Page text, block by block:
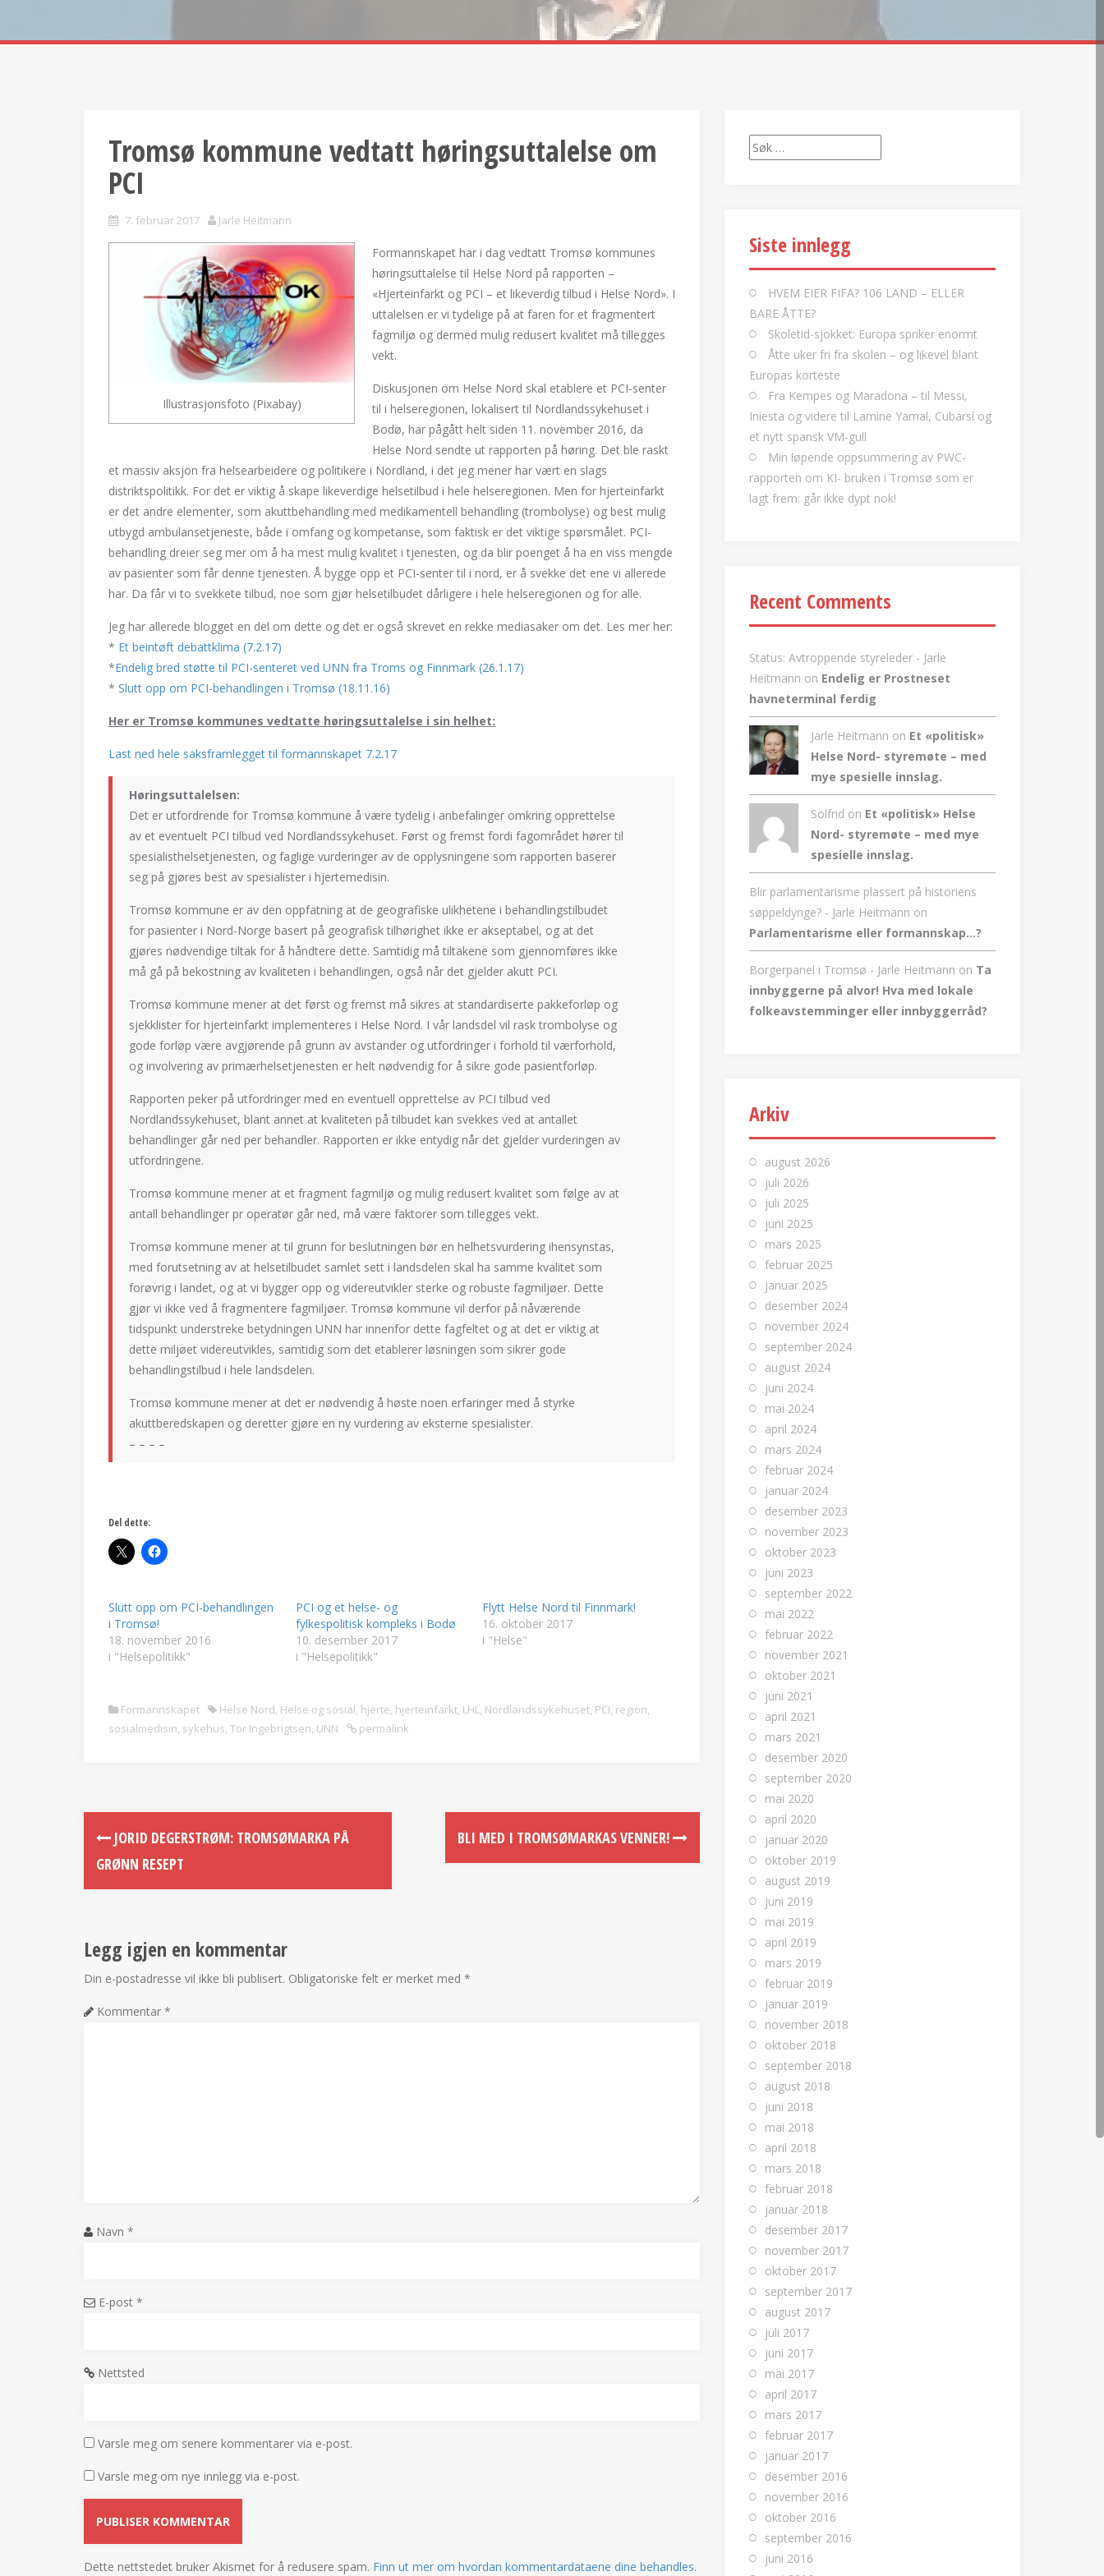
Tromsø kommune vedtatt høringsuttalelse om
PCI
7. februar 2017 Jarle Heitmann
Illustrasjonsfoto (Pixabay)
Formannskapet har i dag vedtatt Tromsø kommunes
høringsuttalelse til Helse Nord på rapporten –
«Hjerteinfarkt og PCI – et likeverdig tilbud i Helse Nord». I
uttalelsen er vi tydelige på at faren for et fragmentert
fagmiljø og dermed mulig redusert kvalitet må tillegges
vekt.
Diskusjonen om Helse Nord skal etablere et PCI-senter
til i helseregionen, lokalisert til Nordlandssykehuset i
Bodø, har pågått helt siden 11. november 2016, da
Helse Nord sendte ut rapporten på høring. Det ble raskt
et massiv aksjon fra helsearbeidere og politikere i Nordland, i det jeg mener har vært en slags
distriktspolitikk. For det er viktig å skape likeverdige helsetilbud i hele helseregionen. Men for hjerteinfarkt
er det andre elementer, som akuttbehandling med medikamentell behandling (trombolyse) og best mulig
utbygd ambulansetjeneste, både i omfang og kompetanse, som faktisk er det viktige spørsmålet. PCI-
behandling dreier seg mer om å ha mest mulig kvalitet i tjenesten, og da blir poenget å ha en viss mengde
av pasienter som får denne tjenesten. Å bygge opp et PCI-senter til i nord, er å svekke det ene vi allerede
har. Da får vi to svekkete tilbud, noe som gjør helsetilbudet dårligere i hele helseregionen og for alle.
Jeg har allerede blogget en del om dette og det er også skrevet en rekke mediasaker om det. Les mer her:
* Et beintøft debattklima (7.2.17)
*Endelig bred støtte til PCI-senteret ved UNN fra Troms og Finnmark (26.1.17)
* Slutt opp om PCI-behandlingen i Tromsø (18.11.16)
Her er Tromsø kommunes vedtatte høringsuttalelse i sin helhet:
Last ned hele saksframlegget til formannskapet 7.2.17
Høringsuttalelsen:
Det er utfordrende for Tromsø kommune å være tydelig i anbefalinger omkring opprettelse
av et eventuelt PCI tilbud ved Nordlandssykehuset. Først og fremst fordi fagområdet hører til
spesialisthelsetjenesten, og faglige vurderinger av de opplysningene som rapporten baserer
seg på gjøres best av spesialister i hjertemedisin.
Tromsø kommune er av den oppfatning at de geografiske ulikhetene i behandlingstilbudet
for pasienter i Nord-Norge basert på geografisk tilhørighet ikke er akseptabel, og at det
gjøres nødvendige tiltak for å håndtere dette. Samtidig må tiltakene som gjennomføres ikke
må gå på bekostning av kvaliteten i behandlingen, også når det gjelder akutt PCI.
Tromsø kommune mener at det først og fremst må sikres at standardiserte pakkeforløp og
sjekklister for hjerteinfarkt implementeres i Helse Nord. I vår landsdel vil rask trombolyse og
gode forløp være avgjørende på grunn av avstander og utfordringer i forhold til værforhold,
og involvering av primærhelsetjenesten er helt nødvendig for å sikre gode pasientforløp.
Rapporten peker på utfordringer med en eventuell opprettelse av PCI tilbud ved
Nordlandssykehuset, blant annet at kvaliteten på tilbudet kan svekkes ved at antallet
behandlinger går ned per behandler. Rapporten er ikke entydig når det gjelder vurderingen av
utfordringene.
Tromsø kommune mener at et fragment fagmiljø og mulig redusert kvalitet som følge av at
antall behandlinger pr operatør går ned, må være faktorer som tillegges vekt.
Tromsø kommune mener at til grunn for beslutningen bør en helhetsvurdering ihensynstas,
med forutsetning av at helsetilbudet samlet sett i landsdelen skal ha samme kvalitet som
forøvrig i landet, og at vi bygger opp og videreutvikler sterke og robuste fagmiljøer. Dette
gjør vi ikke ved å fragmentere fagmiljøer. Tromsø kommune vil derfor på nåværende
tidspunkt understreke betydningen UNN har innenfor dette fagfeltet og at det er viktig at
dette miljøet videreutvikles, samtidig som det etablerer løsningen som sikrer gode
behandlingstilbud i hele landsdelen.
Tromsø kommune mener at det er nødvendig å høste noen erfaringer med å styrke
akuttberedskapen og deretter gjøre en ny vurdering av eksterne spesialister.
– – – –
Del dette:
Slutt opp om PCI-behandlingen
i Tromsø!
18. november 2016
i "Helsepolitikk"
PCI og et helse- og
fylkespolitisk kompleks i Bodø
10. desember 2017
i "Helsepolitikk"
Flytt Helse Nord til Finnmark!
16. oktober 2017
i "Helse"
Formannskapet Helse Nord, Helse og sosial, hjerte, hjerteinfarkt, LHL, Nordlandssykehuset, PCI, region,
sosialmedisin, sykehus, Tor Ingebrigtsen, UNN permalink
JORID DEGERSTRØM: TROMSØMARKA PÅ
GRØNN RESEPT
BLI MED I TROMSØMARKAS VENNER!
Legg igjen en kommentar
Din e-postadresse vil ikke bli publisert. Obligatoriske felt er merket med *
Kommentar *
Navn *
E-post *
Nettsted
Varsle meg om senere kommentarer via e-post.
Varsle meg om nye innlegg via e-post.
Dette nettstedet bruker Akismet for å redusere spam. Finn ut mer om hvordan kommentardataene dine behandles.
Søk
etter:
Siste innlegg
HVEM EIER FIFA? 106 LAND – ELLER
BARE ÅTTE?
Skoletid-sjokket: Europa spriker enormt
Åtte uker fri fra skolen – og likevel blant
Europas korteste
Fra Kempes og Maradona – til Messi,
Iniesta og videre til Lamine Yamal, Cubarsí og
et nytt spansk VM-gull
Min løpende oppsummering av PWC-
rapporten om KI- bruken i Tromsø som er
lagt frem: går ikke dypt nok!
Recent Comments
Status: Avtroppende styreleder - Jarle
Heitmann on Endelig er Prostneset
havneterminal ferdig
Jarle Heitmann on Et «politisk»
Helse Nord- styremøte – med
mye spesielle innslag.
Solfrid on Et «politisk» Helse
Nord- styremøte – med mye
spesielle innslag.
Blir parlamentarisme plassert på historiens
søppeldynge? - Jarle Heitmann on
Parlamentarisme eller formannskap…?
Borgerpanel i Tromsø - Jarle Heitmann on Ta
innbyggerne på alvor! Hva med lokale
folkeavstemminger eller innbyggerråd?
Arkiv
august 2026
juli 2026
juli 2025
juni 2025
mars 2025
februar 2025
januar 2025
desember 2024
november 2024
september 2024
august 2024
juni 2024
mai 2024
april 2024
mars 2024
februar 2024
januar 2024
desember 2023
november 2023
oktober 2023
juni 2023
september 2022
mai 2022
februar 2022
november 2021
oktober 2021
juni 2021
april 2021
mars 2021
desember 2020
september 2020
mai 2020
april 2020
januar 2020
oktober 2019
august 2019
juni 2019
mai 2019
april 2019
mars 2019
februar 2019
januar 2019
november 2018
oktober 2018
september 2018
august 2018
juni 2018
mai 2018
april 2018
mars 2018
februar 2018
januar 2018
desember 2017
november 2017
oktober 2017
september 2017
august 2017
juli 2017
juni 2017
mai 2017
april 2017
mars 2017
februar 2017
januar 2017
desember 2016
november 2016
oktober 2016
september 2016
juni 2016